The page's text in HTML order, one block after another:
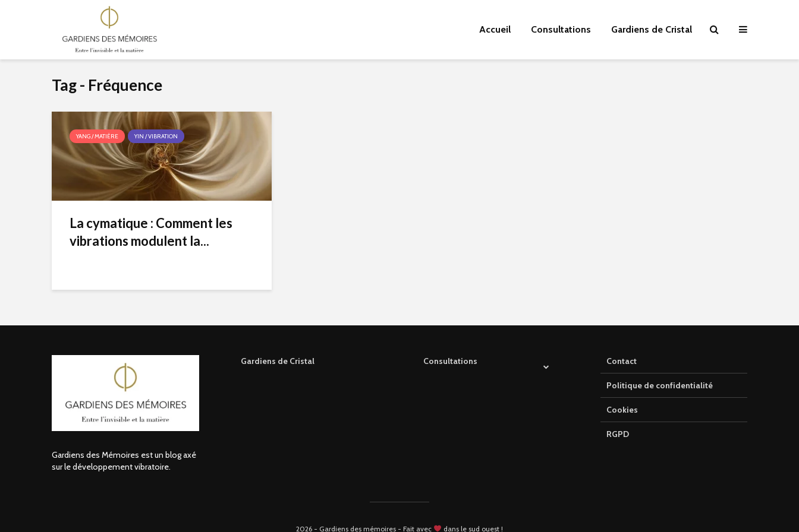
Accueil Consultations Gardiens de Cristal
Tag - Fréquence
YANG / MATIÈRE YIN / VIBRATION
La cymatique : Comment les
vibrations modulent la...
Gardiens des Mémoires est un blog axé
sur le développement vibratoire.
Gardiens de Cristal Consultations Contact
Politique de confidentialité
Cookies
RGPD
2026 - Gardiens des mémoires - Fait avec dans le sud ouest !